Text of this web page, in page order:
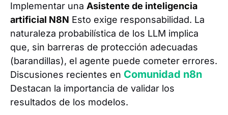
Implementar una Asistente de inteligencia
artificial N8N Esto exige responsabilidad. La
naturaleza probabilística de los LLM implica
que, sin barreras de protección adecuadas
(barandillas), el agente puede cometer errores.
Discusiones recientes en Comunidad n8n
Destacan la importancia de validar los
resultados de los modelos.